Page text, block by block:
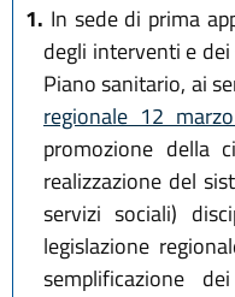
1. In sede di prima
degli interventi e
Piano sanitario, ai
regionale 12
promozione della
realizzazione del
servizi sociali)
legislazione
semplificazione